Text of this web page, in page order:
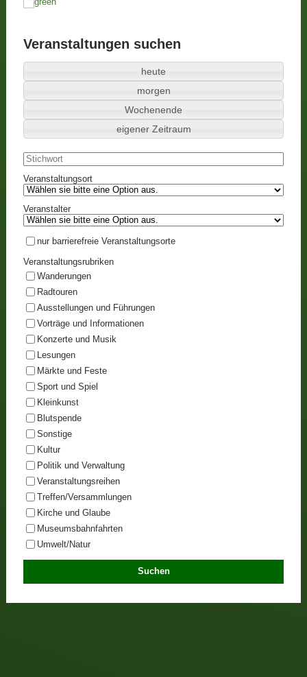
Veranstaltungen suchen
heute
morgen
Wochenende
eigener Zeitraum
Veranstaltungsort
Veranstalter
nur barrierefreie Veranstaltungsorte
Veranstaltungsrubriken
Wanderungen
Radtouren
Ausstellungen und Führungen
Vorträge und Informationen
Konzerte und Musik
Lesungen
Märkte und Feste
Sport und Spiel
Kleinkunst
Blutspende
Sonstige
Kultur
Politik und Verwaltung
Veranstaltungsreihen
Treffen/Versammlungen
Kirche und Glaube
Museumsbahnfahrten
Umwelt/Natur